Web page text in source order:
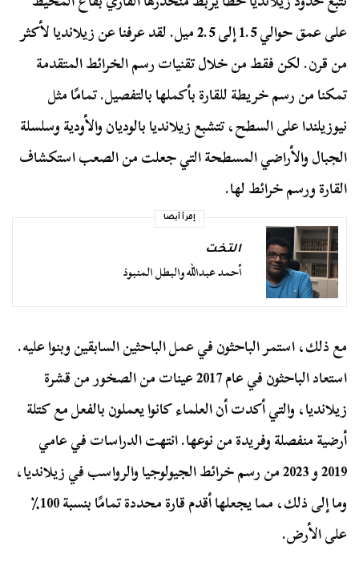
على عمق حوالي 1.5 إلى 2.5 ميل. لقد عرفنا عن زيلانديا لأكثر
من قرن. لكن فقط من خلال تقنيات رسم الخرائط المتقدمة
تمكنا من رسم خريطة للقارة بأكملها بالتفصيل. تمامًا مثل
نيوزيلندا على السطح، تتشبع زيلانديا بالوديان والأودية وسلسلة
الجبال والأراضي المسطحة التي جعلت من الصعب استكشاف
القارة ورسم خرائط لها.
إقرأ أيضا
التخت
أحمد عبدالله والبطل المنبوذ
مع ذلك، استمر الباحثون في عمل الباحثين السابقين وبنوا عليه.
استعاد الباحثون في عام 2017 عينات من الصخور من قشرة
زيلانديا، والتي أكدت أن العلماء كانوا يعملون بالفعل مع كتلة
أرضية منفصلة وفريدة من نوعها. انتهت الدراسات في عامي
2019 و 2023 من رسم خرائط الجيولوجيا والرواسب في زيلانديا،
وما إلى ذلك، مما يجعلها أقدم قارة محددة تمامًا بنسبة 100٪
على الأرض.